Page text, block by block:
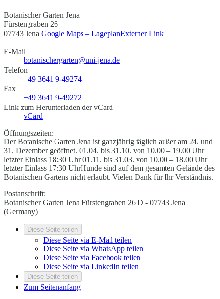
Botanischer Garten Jena
Fürstengraben 26
07743 Jena Google Maps – LageplanExterner Link
E-Mail
botanischergarten@uni-jena.de
Telefon
+49 3641 9-49274
Fax
+49 3641 9-49272
Link zum Herunterladen der vCard
vCard
Öffnungszeiten:
Der Botanische Garten Jena ist ganzjährig täglich außer am 24. und
31. Dezember geöffnet. 01.04. bis 31.10. von 10.00 – 19.00 Uhr
letzter Einlass 18:30 Uhr 01.11. bis 31.03. von 10.00 – 18.00 Uhr
letzter Einlass 17:30 UhrHunde sind auf dem gesamten Gelände des
Botanischen Gartens nicht erlaubt. Vielen Dank für Ihr Verständnis.
Postanschrift:
Botanischer Garten Jena Fürstengraben 26 D - 07743 Jena
(Germany)
Diese Seite teilen
Diese Seite via E-Mail teilen
Diese Seite via WhatsApp teilen
Diese Seite via Facebook teilen
Diese Seite via LinkedIn teilen
Diese Seite teilen
Zum Seitenanfang